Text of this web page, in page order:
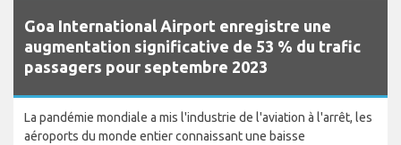
Goa International Airport enregistre une
augmentation significative de 53 % du trafic
passagers pour septembre 2023
La pandémie mondiale a mis l'industrie de l'aviation à l'arrêt, les
aéroports du monde entier connaissant une baisse